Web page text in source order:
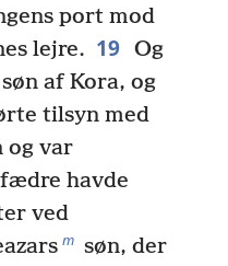
port mod
lejre. 19 Og
af Kora, og
tilsyn med
og var
havde
ved
m søn, der